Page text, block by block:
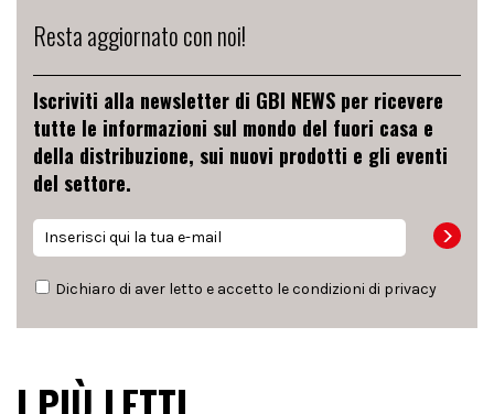
Resta aggiornato con noi!
Iscriviti alla newsletter di GBI NEWS per ricevere
tutte le informazioni sul mondo del fuori casa e
della distribuzione, sui nuovi prodotti e gli eventi
del settore.
Dichiaro di aver letto e accetto le condizioni di privacy